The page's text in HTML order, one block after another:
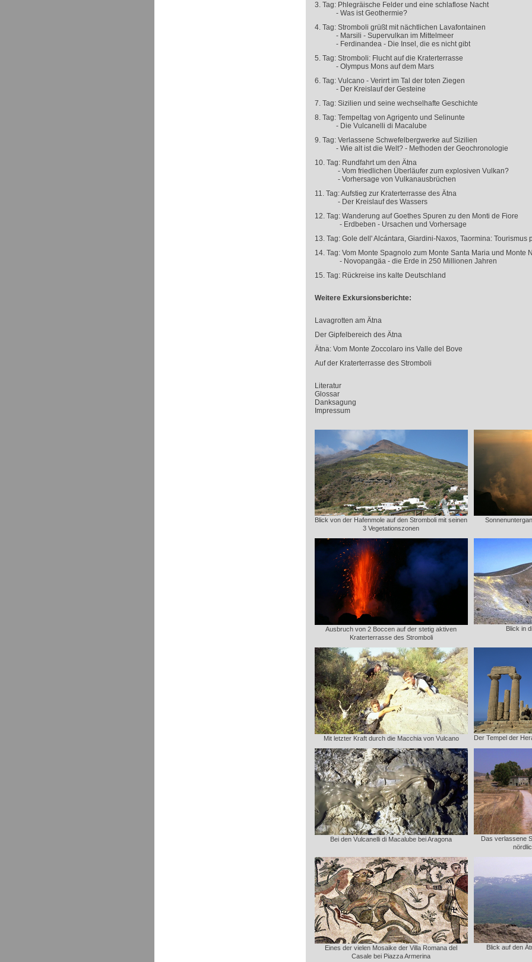
3. Tag: Phlegräische Felder und eine schlaflose Nacht
- Was ist Geothermie?
4. Tag: Stromboli grüßt mit nächtlichen Lavafontainen
- Marsili - Supervulkan im Mittelmeer
- Ferdinandea - Die Insel, die es nicht gibt
5. Tag: Stromboli: Flucht auf die Kraterterrasse
- Olympus Mons auf dem Mars
6. Tag: Vulcano - Verirrt im Tal der toten Ziegen
- Der Kreislauf der Gesteine
7. Tag: Sizilien und seine wechselhafte Geschichte
8. Tag: Tempeltag von Agrigento und Selinunte
- Die Vulcanelli di Macalube
9. Tag: Verlassene Schwefelbergwerke auf Sizilien
- Wie alt ist die Welt? - Methoden der Geochronologie
10. Tag: Rundfahrt um den Ätna
- Vom friedlichen Überläufer zum explosiven Vulkan?
- Vorhersage von Vulkanausbrüchen
11. Tag: Aufstieg zur Kraterterrasse des Ätna
- Der Kreislauf des Wassers
12. Tag: Wanderung auf Goethes Spuren zu den Monti de Fiore
- Erdbeben - Ursachen und Vorhersage
13. Tag: Gole dell' Alcántara, Giardini-Naxos, Taormina: Tourismus
14. Tag: Vom Monte Spagnolo zum Monte Santa Maria und Monte
- Novopangäa - die Erde in 250 Millionen Jahren
15. Tag: Rückreise ins kalte Deutschland
Weitere Exkursionsberichte:
Lavagrotten am Ätna
Der Gipfelbereich des Ätna
Ätna: Vom Monte Zoccolaro ins Valle del Bove
Auf der Kraterterrasse des Stromboli
Literatur
Glossar
Danksagung
Impressum
Blick von der Hafenmole auf den Stromboli mit seinen
3 Vegetationszonen
Ausbruch von 2 Boccen auf der stetig aktiven
Kraterterrasse des Stromboli
Blick in
Mit letzter Kraft durch die Macchia von Vulcano Der Tempel der
Bei den Vulcanelli di Macalube bei Aragona
Das verlassene
Eines der vielen Mosaike der Villa Romana del
Casale bei Piazza Armerina
Blick auf den